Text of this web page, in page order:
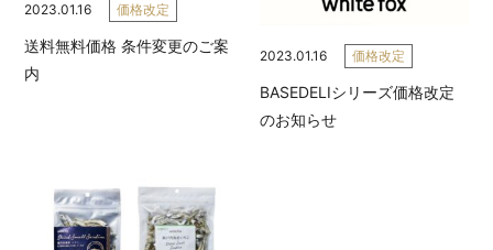
2023.01.16 価格改定
送料無料価格 条件変更のご案
内
2023.01.16 価格改定
BASEDELIシリーズ価格改定
のお知らせ